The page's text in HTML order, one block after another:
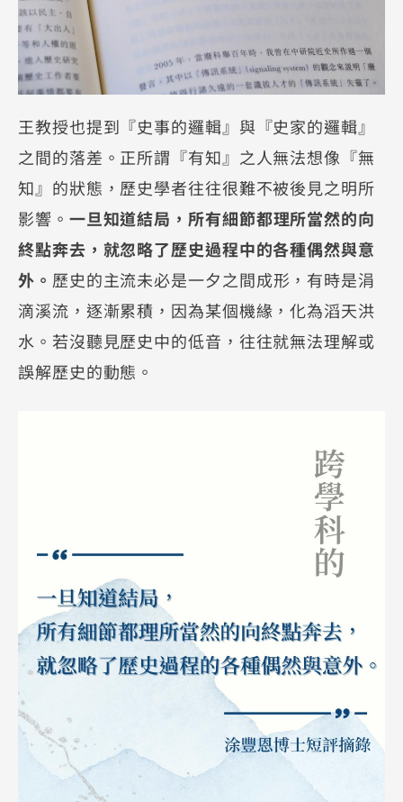
王教授也提到『史事的邏輯』與『史家的邏輯』
之間的落差。正所謂『有知』之人無法想像『無
知』的狀態，歷史學者往往很難不被後見之明所
影響。 一旦知道結局，所有細節都理所當然的向
終點奔去，就忽略了歷史過程中的各種偶然與意
外。 歷史的主流未必是一夕之間成形，有時是涓
滴溪流，逐漸累積，因為某個機緣，化為滔天洪
水。若沒聽見歷史中的低音，往往就無法理解或
誤解歷史的動態。